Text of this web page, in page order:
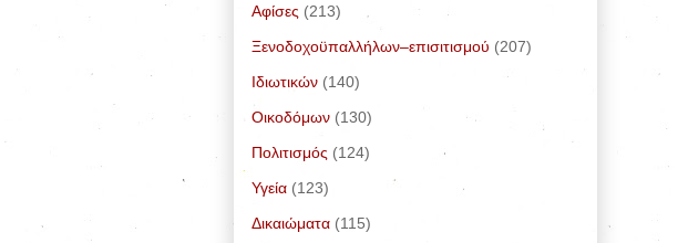
Αφίσες (213)
Ξενοδοχοϋπαλλήλων–επισιτισμού (207)
Ιδιωτικών (140)
Οικοδόμων (130)
Πολιτισμός (124)
Υγεία (123)
Δικαιώματα (115)